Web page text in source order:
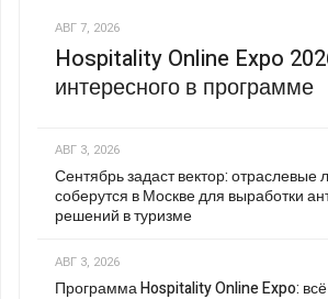
АВГ 7, 2026
Hospitality Online Expo
интересного в программе
АВГ 3, 2026
Сентябрь задаст вектор: отраслевые
соберутся в Москве для выработки
решений в туризме
АВГ 3, 2026
Программа Hospitality Online Expo: